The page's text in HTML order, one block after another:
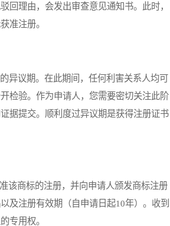
回理由，会发出审查意见通知书。此时，
准注册。
议期。在此期间，任何利害关系人均可
检验。作为申请人，您需要密切关注此阶
据提交。顺利度过异议期是获得注册证书
商标的注册，并向申请人颁发商标注册
及注册有效期（自申请日起10年）。收到
专用权。